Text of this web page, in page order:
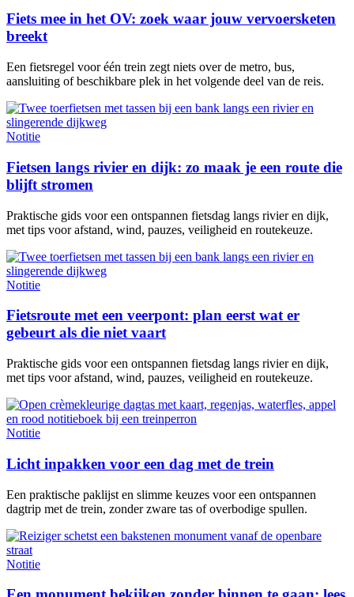
Fiets mee in het OV: zoek waar jouw vervoersketen
breekt
Een fietsregel voor één trein zegt niets over de metro, bus,
aansluiting of beschikbare plek in het volgende deel van de reis.
Notitie
Fietsen langs rivier en dijk: zo maak je een route die
blijft stromen
Praktische gids voor een ontspannen fietsdag langs rivier en dijk,
met tips voor afstand, wind, pauzes, veiligheid en routekeuze.
Notitie
Fietsroute met een veerpont: plan eerst wat er
gebeurt als die niet vaart
Praktische gids voor een ontspannen fietsdag langs rivier en dijk,
met tips voor afstand, wind, pauzes, veiligheid en routekeuze.
Notitie
Licht inpakken voor een dag met de trein
Een praktische paklijst en slimme keuzes voor een ontspannen
dagtrip met de trein, zonder zware tas of overbodige spullen.
Notitie